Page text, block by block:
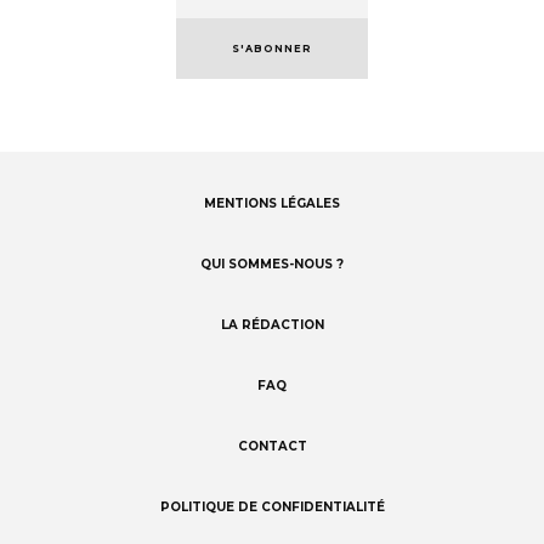
S'ABONNER
MENTIONS LÉGALES
QUI SOMMES-NOUS ?
LA RÉDACTION
FAQ
CONTACT
POLITIQUE DE CONFIDENTIALITÉ